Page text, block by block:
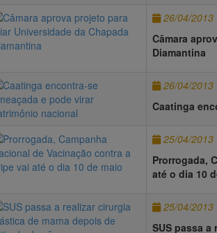
26/04/2013
Câmara
Diamantina
26/04/2013
Caatinga
25/04/2013
Prorrogada,
até o dia 10
25/04/2013
SUS passa